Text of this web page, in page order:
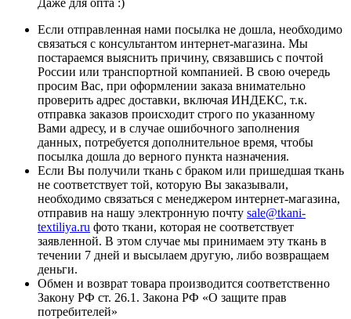
Если отправленная нами посылка не дошла, необходимо
связаться с консультантом интернет-магазина. Мы
постараемся выяснить причину, связавшись с почтой
России или транспортной компанией. В свою очередь
просим Вас, при оформлении заказа внимательно
проверить адрес доставки, включая ИНДЕКС, т.к.
отправка заказов происходит строго по указанному
Вами адресу, и в случае ошибочного заполнения
данных, потребуется дополнительное время, чтобы
посылка дошла до верного пункта назначения.
Если Вы получили ткань с браком или пришедшая ткань
не соответствует той, которую Вы заказывали,
необходимо связаться с менеджером интернет-магазина,
отправив на нашу электронную почту sale@tkani-
textiliya.ru фото ткани, которая не соответствует
заявленной. В этом случае мы принимаем эту ткань в
течении 7 дней и высылаем другую, либо возвращаем
деньги.
Обмен и возврат товара производится соответственно
Закону РФ ст. 26.1. Закона РФ «О защите прав
потребителей»